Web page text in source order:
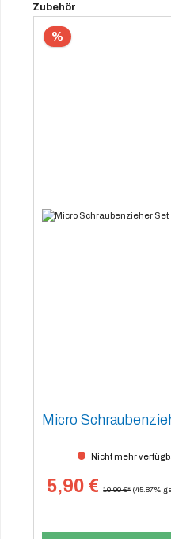
Produktgalerie überspringen
Zubehör
%
Micro
Nicht mehr
5,90 € 10,90 €* (45.87%